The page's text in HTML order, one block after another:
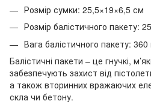
Розмір сумки: 25,5×19×6,5 см
Розмір балістичного пакету:
Вага балістичного пакету: 360
Балістичні пакети – це гнучкі,
забезпечують захист від
а також вторинних вражаючих
скла чи бетону.